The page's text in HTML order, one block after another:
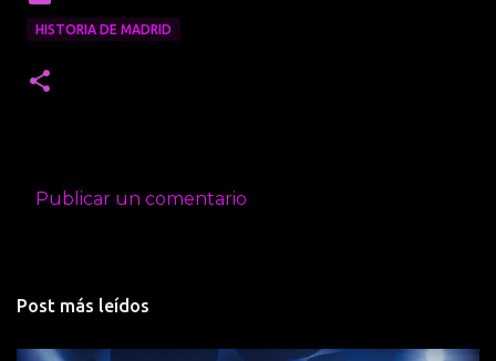
HISTORIA DE MADRID
e
n
Publicar un comentario
Post más leídos